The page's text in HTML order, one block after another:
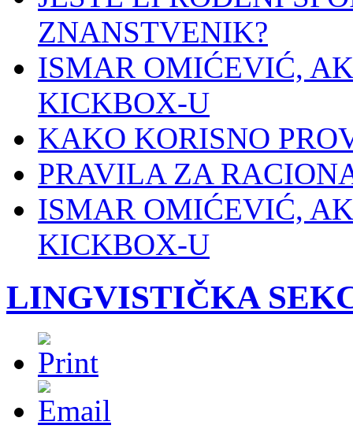
ZNANSTVENIK?
ISMAR OMIĆEVIĆ,
KICKBOX-U
KAKO KORISNO
PRAVILA ZA
ISMAR OMIĆEVIĆ,
KICKBOX-U
LINGVISTIČKA